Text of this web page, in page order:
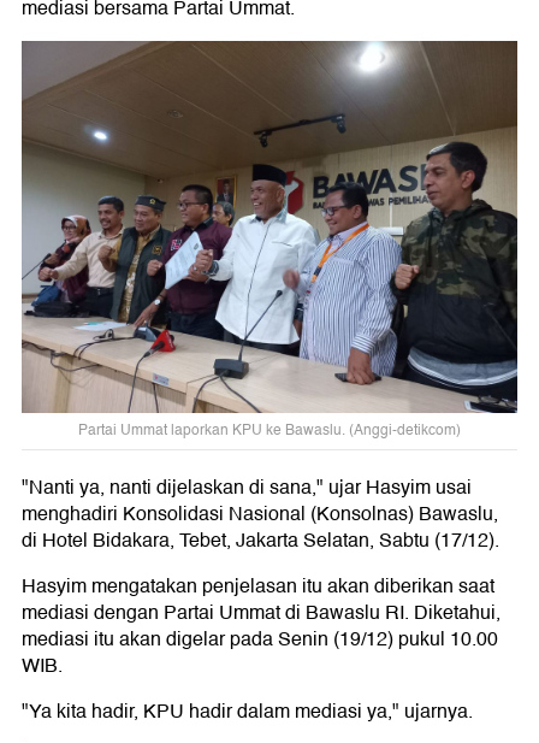
mediasi bersama Partai Ummat.
Partai Ummat laporkan KPU ke Bawaslu. (Anggi-detikcom)
"Nanti ya, nanti dijelaskan di sana," ujar Hasyim usai
menghadiri Konsolidasi Nasional (Konsolnas) Bawaslu,
di Hotel Bidakara, Tebet, Jakarta Selatan, Sabtu (17/12).
Hasyim mengatakan penjelasan itu akan diberikan saat
mediasi dengan Partai Ummat di Bawaslu RI. Diketahui,
mediasi itu akan digelar pada Senin (19/12) pukul 10.00
WIB.
"Ya kita hadir, KPU hadir dalam mediasi ya," ujarnya.